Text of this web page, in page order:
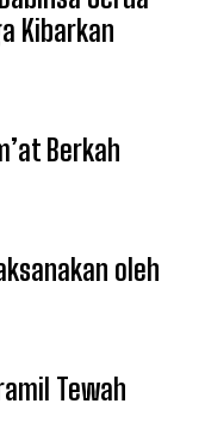
Kibarkan
Berkah
oleh
Tewah